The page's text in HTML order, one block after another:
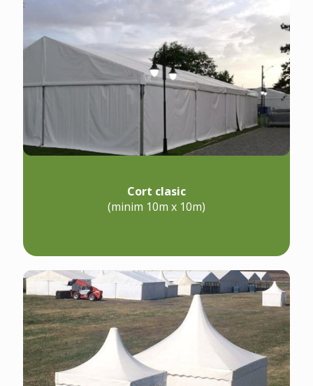
Cort clasic
(minim 10m x 10m)